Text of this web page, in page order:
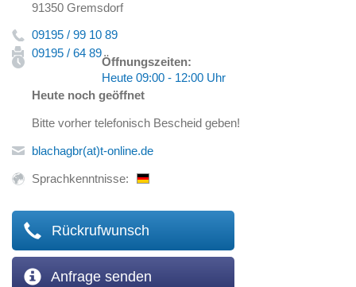
91350 Gremsdorf
09195 / 99 10 89
09195 / 64 89
Öffnungszeiten:
Heute 09:00 - 12:00 Uhr
Heute noch geöffnet
Bitte vorher telefonisch Bescheid geben!
blachagbr(at)t-online.de
Sprachkenntnisse:
Rückrufwunsch
Anfrage senden